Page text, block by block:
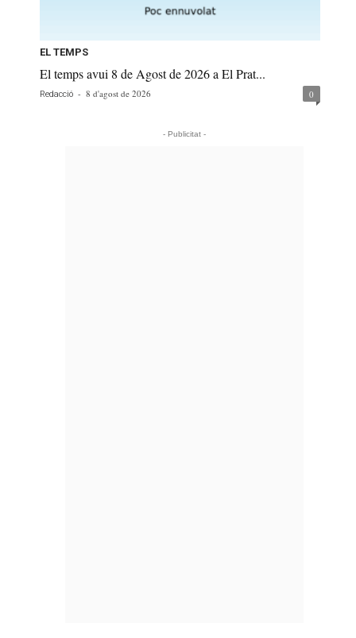
EL TEMPS
El temps avui 8 de Agost de 2026 a El Prat...
Redacció - 8 d'agost de 2026 0
- Publicitat -